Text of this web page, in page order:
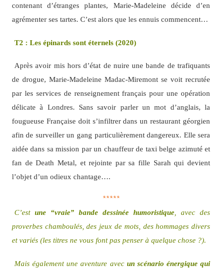
contenant d’étranges plantes, Marie-Madeleine décide d’en
agrémenter ses tartes. C’est alors que les ennuis commencent…
T2 : Les épinards sont éternels (2020)
Après avoir mis hors d’état de nuire une bande de trafiquants
de drogue, Marie-Madeleine Madac-Miremont se voit recrutée
par les services de renseignement français pour une opération
délicate à Londres. Sans savoir parler un mot d’anglais, la
fougueuse Française doit s’infiltrer dans un restaurant géorgien
afin de surveiller un gang particulièrement dangereux. Elle sera
aidée dans sa mission par un chauffeur de taxi belge azimuté et
fan de Death Metal, et rejointe par sa fille Sarah qui devient
l’objet d’un odieux chantage….
*****
C’est une “vraie” bande dessinée humoristique , avec des
proverbes chamboulés, des jeux de mots, des hommages divers
et variés (les titres ne vous font pas penser à quelque chose ?).
Mais également une aventure avec un scénario énergique qui